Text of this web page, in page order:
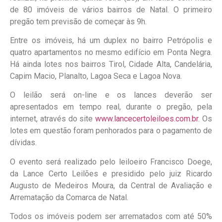
de 80 imóveis de vários bairros de Natal. O primeiro
pregão tem previsão de começar às 9h.
Entre os imóveis, há um duplex no bairro Petrópolis e
quatro apartamentos no mesmo edifício em Ponta Negra.
Há ainda lotes nos bairros Tirol, Cidade Alta, Candelária,
Capim Macio, Planalto, Lagoa Seca e Lagoa Nova.
O leilão será on-line e os lances deverão ser
apresentados em tempo real, durante o pregão, pela
internet, através do sitewww.lancecertoleiloes.com.br. Os
lotes em questão foram penhorados para o pagamento de
dívidas.
O evento será realizado pelo leiloeiro Francisco Doege,
da Lance Certo Leilões e presidido pelo juiz Ricardo
Augusto de Medeiros Moura, da Central de Avaliação e
Arrematação da Comarca de Natal.
Todos os imóveis podem ser arrematados com até 50%